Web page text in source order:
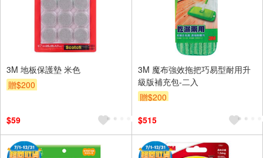
3M 地板保護墊 米色
贈$200
$59
3M 魔布強效拖把巧易型耐用升
級版補充包-二入
贈$200
$515